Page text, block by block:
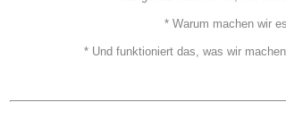
* Warum machen wir
* Und funktioniert das, was wir